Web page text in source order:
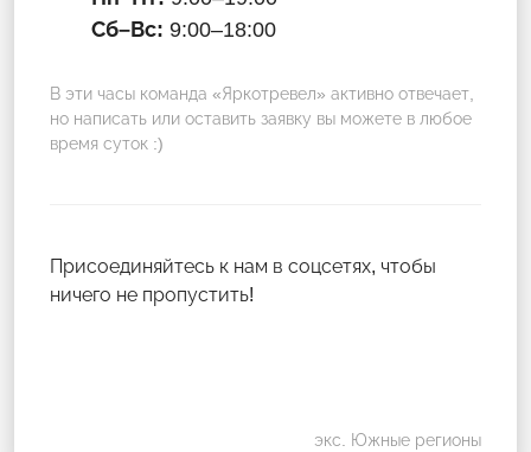
Сб–Вс: 9:00–18:00
В эти часы команда «Яркотревел» активно отвечает,
но написать или оставить заявку вы можете в любое
время суток :)
Присоединяйтесь к нам в соцсетях, чтобы
ничего не пропустить!
экс. Южные регионы